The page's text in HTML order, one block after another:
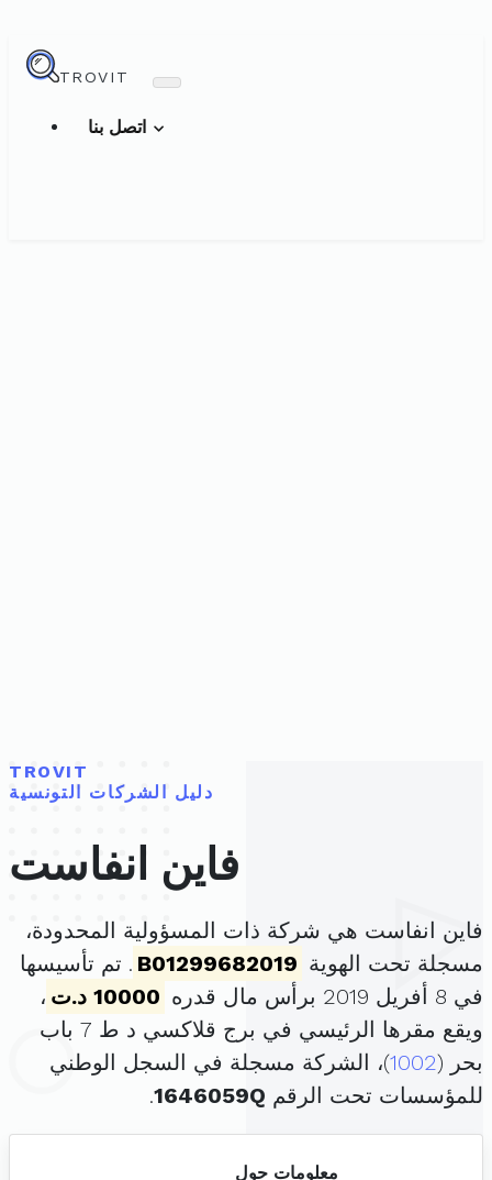
TROVIT
TROVIT
دليل الشركات التونسية
فاين انفاست
فاين انفاست هي شركة ذات المسؤولية المحدودة،
مسجلة تحت الهوية B01299682019 . تم تأسيسها
في 8 أفريل 2019 برأس مال قدره
10000 د.ت
،
ويقع مقرها الرئيسي في برج قلاكسي د ط 7 باب
بحر (1002)، الشركة مسجلة في السجل الوطني
للمؤسسات تحت الرقم 1646059Q
.
معلومات حول